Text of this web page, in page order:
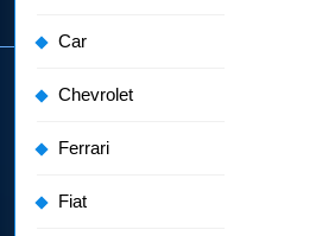
Car
Chevrolet
Ferrari
Fiat